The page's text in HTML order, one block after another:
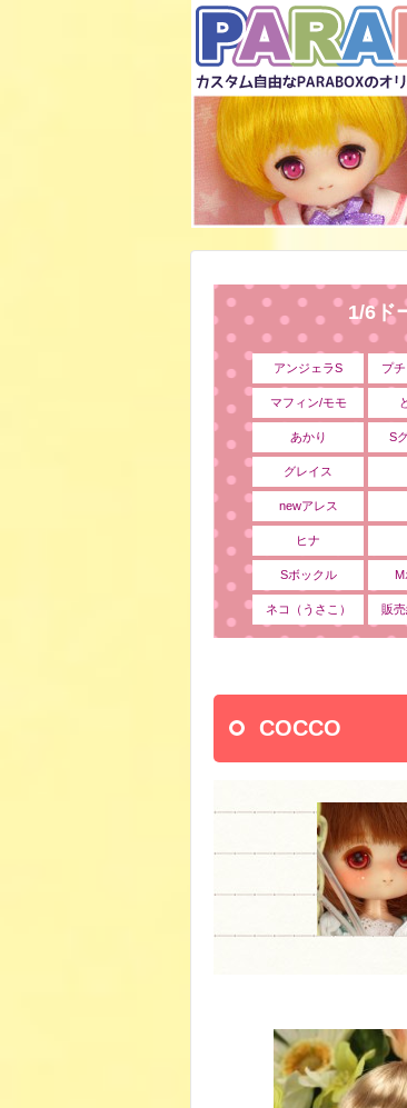
1/6ド
アンジェラS プ
マフィン/モモ
あかり S
グレイス
newアレス
ヒナ
Sボックル M
ネコ（うさこ） 販
COCCO